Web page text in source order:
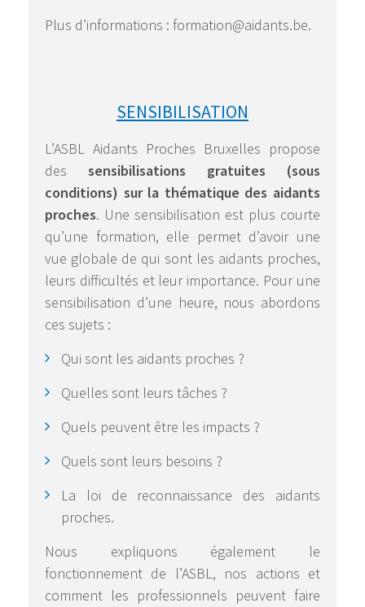
Plus d’informations : formation@aidants.be.
SENSIBILISATION
L’ASBL Aidants Proches Bruxelles propose
des sensibilisations gratuites (sous
conditions) sur la thématique des aidants
proches. Une sensibilisation est plus courte
qu’une formation, elle permet d’avoir une
vue globale de qui sont les aidants proches,
leurs difficultés et leur importance. Pour une
sensibilisation d’une heure, nous abordons
ces sujets :
Qui sont les aidants proches ?
Quelles sont leurs tâches ?
Quels peuvent être les impacts ?
Quels sont leurs besoins ?
La loi de reconnaissance des aidants
proches.
Nous expliquons également le
fonctionnement de l’ASBL, nos actions et
comment les professionnels peuvent faire